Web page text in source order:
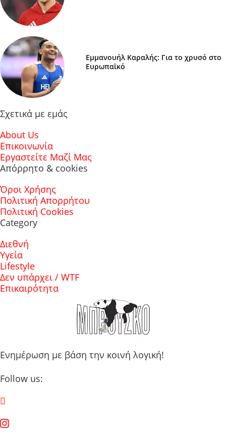
Εμμανουήλ Καραλής: Για το χρυσό στο
Ευρωπαϊκό
Σχετικά με εμάς
About Us
Επικοινωνία
Εργαστείτε Μαζί Μας
Απόρρητο & cookies
Όροι Χρήσης
Πολιτική Απορρήτου
Πολιτική Cookies
Category
Διεθνή
Υγεία
Lifestyle
Δεν υπάρχει / WTF
Επικαιρότητα
Ενημέρωση με βάση την κοινή λογική!
Follow us: